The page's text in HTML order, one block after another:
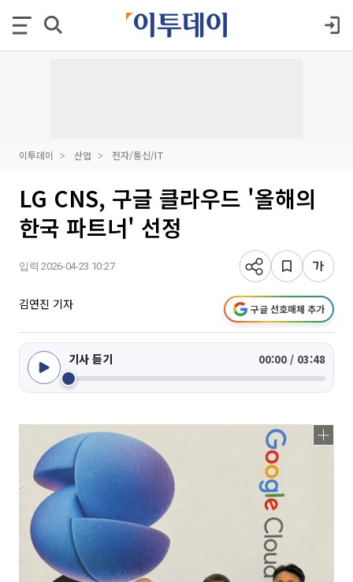
이투데이 산업 전자/통신/IT
LG CNS, 구글 클라우드 '올해의
한국 파트너' 선정
입력 2026-04-23 10:27
김연진 기자 구글 선호매체 추가
기사 듣기 00:00 / 03:48